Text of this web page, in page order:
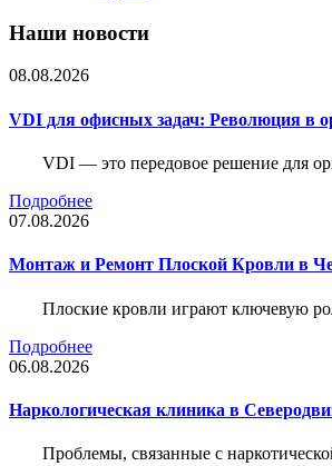
Наши новости
08.08.2026
VDI для офисных задач: Революция в
VDI — это передовое решение для
Подробнее
07.08.2026
Монтаж и Ремонт Плоской Кровли в
Плоские кровли играют ключевую
Подробнее
06.08.2026
Наркологическая клиника в
Проблемы, связанные с